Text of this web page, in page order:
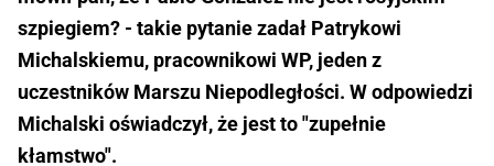
szpiegiem? - takie pytanie zadał Patrykowi
Michalskiemu, pracownikowi WP, jeden z
uczestników Marszu Niepodległości. W odpowiedzi
Michalski oświadczył, że jest to "zupełnie
kłamstwo".